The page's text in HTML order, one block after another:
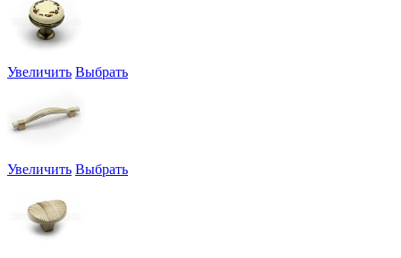
Увеличить Выбрать
Увеличить Выбрать